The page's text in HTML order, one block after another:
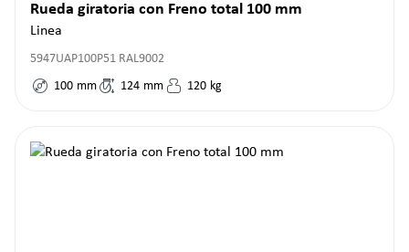
Rueda giratoria con Freno total 100 mm
Linea
5947UAP100P51 RAL9002
100 mm 124 mm 120 kg